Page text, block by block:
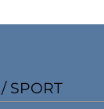
SPORT